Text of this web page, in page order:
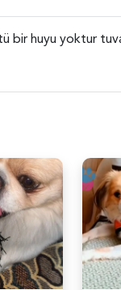
bir huyu yoktur